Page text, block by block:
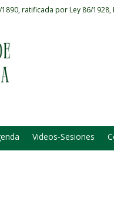
ratificada por Ley 86/1928,
Videos-Sesiones